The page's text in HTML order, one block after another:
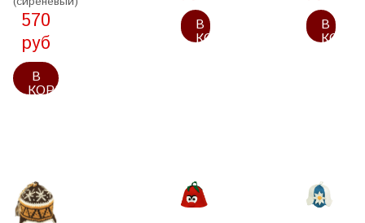
570
руб
В
КОРЗИНУ
В
КОРЗИНУ
В